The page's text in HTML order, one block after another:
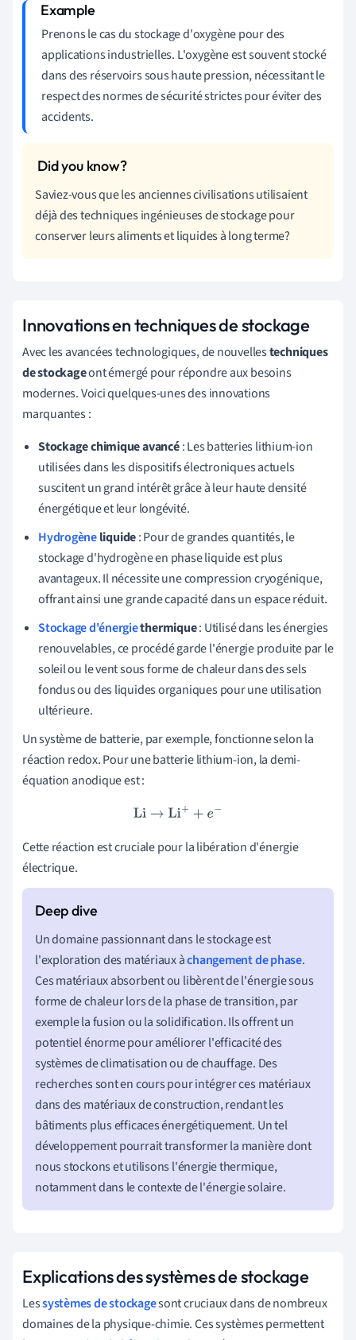
Prenons le cas du stockage d'oxygène pour des
applications industrielles. L'oxygène est souvent stocké
dans des réservoirs sous haute pression, nécessitant le
respect des normes de sécurité strictes pour éviter des
accidents.
Saviez-vous que les anciennes civilisations utilisaient
déjà des techniques ingénieuses de stockage pour
conserver leurs aliments et liquides à long terme?
Innovations en techniques de stockage
Avec les avancées technologiques, de nouvellestechniques
de stockageont émergé pour répondre aux besoins
modernes. Voici quelques-unes des innovations
marquantes :
Stockage chimique avancé: Les batteries lithium-ion
utilisées dans les dispositifs électroniques actuels
suscitent un grand intérêt grâce à leur haute densité
énergétique et leur longévité.
Hydrogèneliquide: Pour de grandes quantités, le
stockage d'hydrogène en phase liquide est plus
avantageux. Il nécessite une compression cryogénique,
offrant ainsi une grande capacité dans un espace réduit.
Stockage d'énergiethermique: Utilisé dans les énergies
renouvelables, ce procédé garde l'énergie produite par le
soleil ou le vent sous forme de chaleur dans des sels
fondus ou des liquides organiques pour une utilisation
ultérieure.
Un système de batterie, par exemple, fonctionne selon la
réaction redox. Pour une batterie lithium-ion, la demi-
équation anodique est :
Li→Li++ e−
Cette réaction est cruciale pour la libération d'énergie
électrique.
Un domaine passionnant dans le stockage est
l'exploration des matériaux àchangement de phase.
Ces matériaux absorbent ou libèrent de l'énergie sous
forme de chaleur lors de la phase de transition, par
exemple la fusion ou la solidification. Ils offrent un
potentiel énorme pour améliorer l'efficacité des
systèmes de climatisation ou de chauffage. Des
recherches sont en cours pour intégrer ces matériaux
dans des matériaux de construction, rendant les
bâtiments plus efficaces énergétiquement. Un tel
développement pourrait transformer la manière dont
nous stockons et utilisons l'énergie thermique,
notamment dans le contexte de l'énergie solaire.
Explications des systèmes de stockage
Lessystèmes de stockagesont cruciaux dans de nombreux
domaines de la physique-chimie. Ces systèmes permettent